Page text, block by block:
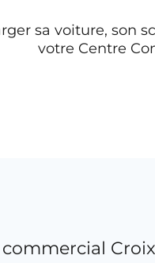
sa voiture, son
votre Centre